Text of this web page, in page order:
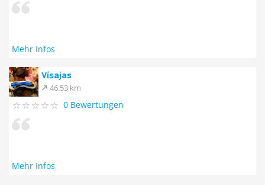
Mehr Infos
Visajas
46.53 km
0 Bewertungen
Mehr Infos